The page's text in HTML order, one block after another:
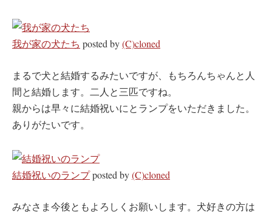
我が家の犬たち posted by(C)cloned
まるで犬と結婚するみたいですが、もちろんちゃんと人
間と結婚します。二人と三匹ですね。
親からは早々に結婚祝いにとランプをいただきました。
ありがたいです。
結婚祝いのランプposted by(C)cloned
みなさま今後ともよろしくお願いします。犬好きの方は